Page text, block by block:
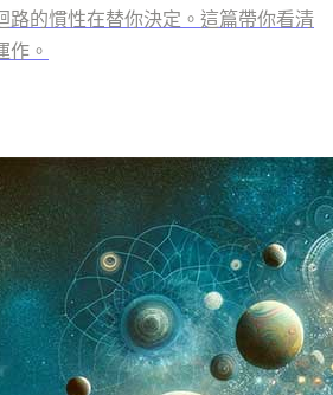
路的慣性在替你決定。這篇帶你看清
作。